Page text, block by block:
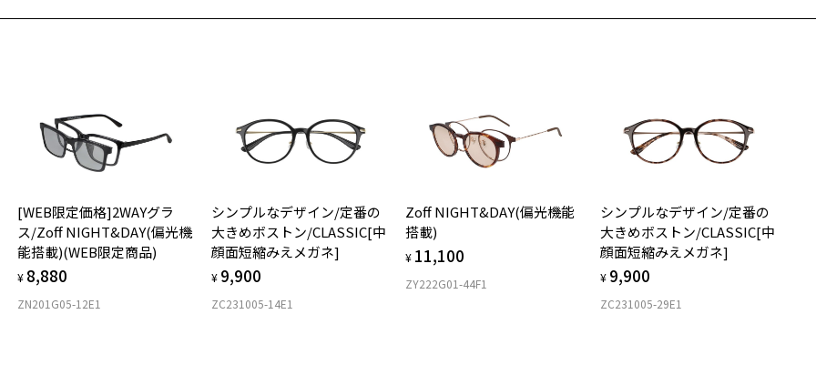
※本サービスは商品の購入をお約束するものではありません。
ウエリントン
フロント素材：アセテート
[WEB限定価格]2WAYグラ
ス/Zoff NIGHT&DAY(偏光機
能搭載)(WEB限定商品)
¥ 8,880
ZN201G05-12E1
シンプルなデザイン/定番の
大きめボストン/CLASSIC[中
顔面短縮みえメガネ]
¥ 9,900
ZC231005-14E1
Zoff NIGHT&DAY(偏光機能
搭載)
¥ 11,100
ZY222G01-44F1
シンプルなデザイン/定番の
大きめボストン/CLASSIC[中
顔面短縮みえメガネ]
¥ 9,900
ZC231005-29E1